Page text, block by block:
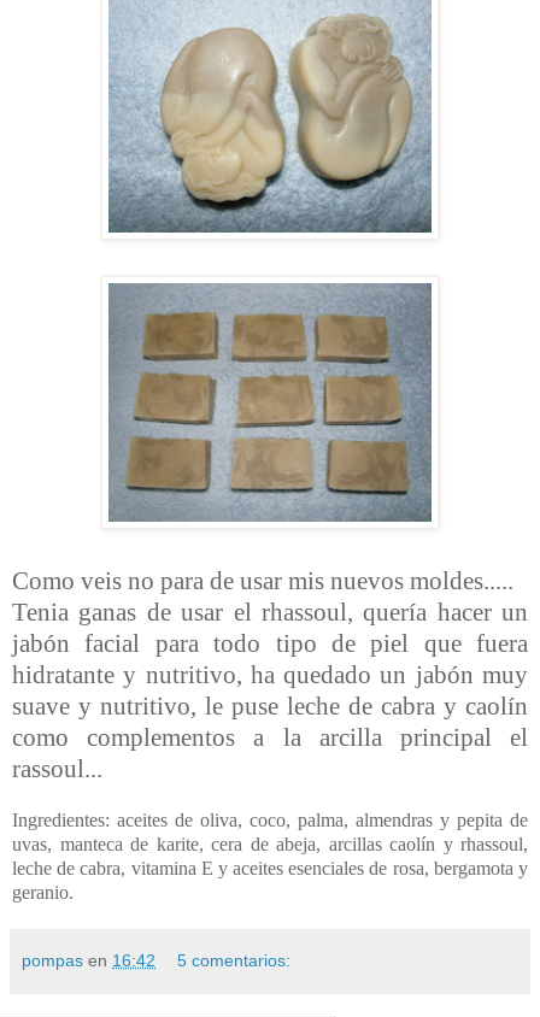
Como veis no para de usar mis nuevos moldes.....
Tenia ganas de usar el rhassoul, quería hacer un
jabón facial para todo tipo de piel que fuera
hidratante y nutritivo, ha quedado un jabón muy
suave y nutritivo, le puse leche de cabra y caolín
como complementos a la arcilla principal el
rassoul...
Ingredientes: aceites de oliva, coco, palma, almendras y pepita de
uvas, manteca de karite, cera de abeja, arcillas caolín y rhassoul,
leche de cabra, vitamina E y aceites esenciales de rosa, bergamota y
geranio.
pompas en 16:42 5 comentarios: